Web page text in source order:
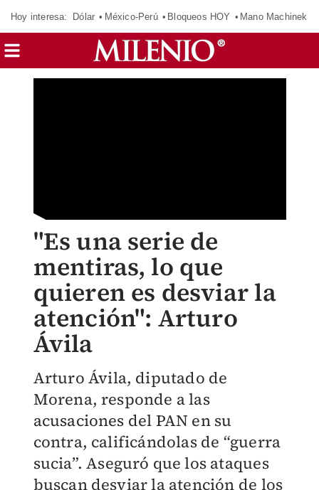
Hoy interesa: Dólar México-Perú Bloqueos HOY Mano Machinek
"Es una serie de
mentiras, lo que
quieren es desviar la
atención": Arturo
Ávila
Arturo Ávila, diputado de
Morena, responde a las
acusaciones del PAN en su
contra, calificándolas de “guerra
sucia”. Aseguró que los ataques
buscan desviar la atención de los